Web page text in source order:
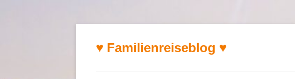
♥ Familienreiseblog ♥